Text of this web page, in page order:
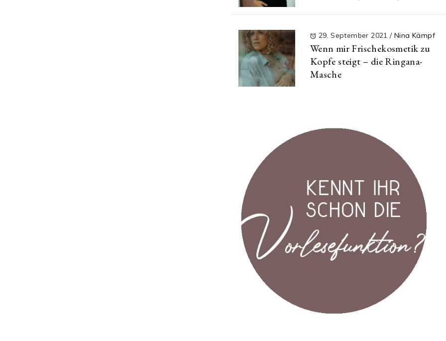
29. September 2021/ Nina Kämpf
Wenn mir Frischekosmetik zu
Kopfe steigt – die Ringana-
Masche